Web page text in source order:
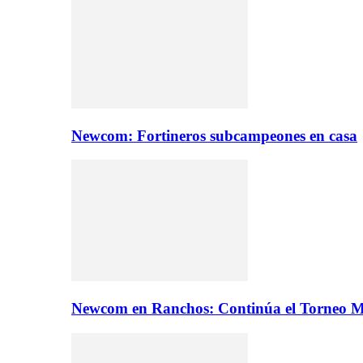
Newcom: Fortineros subcampeones en casa
Newcom en Ranchos: Continúa el Torneo